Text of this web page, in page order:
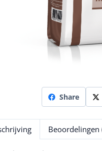
Share
Beoordelingen